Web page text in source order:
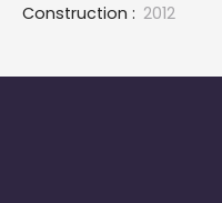
Construction : 2012